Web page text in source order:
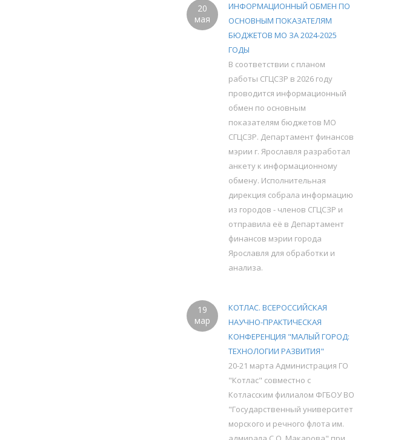
20
мая
ИНФОРМАЦИОННЫЙ ОБМЕН ПО
ОСНОВНЫМ ПОКАЗАТЕЛЯМ
БЮДЖЕТОВ МО ЗА 2024-2025
ГОДЫ
В соответствии с планом
работы СГЦСЗР в 2026 году
проводится информационный
обмен по основным
показателям бюджетов МО
СГЦСЗР. Департамент финансов
мэрии г. Ярославля разработал
анкету к информационному
обмену. Исполнительная
дирекция собрала информацию
из городов - членов СГЦСЗР и
отправила её в Департамент
финансов мэрии города
Ярославля для обработки и
анализа.
19
мар
КОТЛАС. ВСЕРОССИЙСКАЯ
НАУЧНО-ПРАКТИЧЕСКАЯ
КОНФЕРЕНЦИЯ "МАЛЫЙ ГОРОД:
ТЕХНОЛОГИИ РАЗВИТИЯ"
20-21 марта Администрация ГО
"Котлас" совместно с
Котласским филиалом ФГБОУ ВО
"Государственный университет
морского и речного флота им.